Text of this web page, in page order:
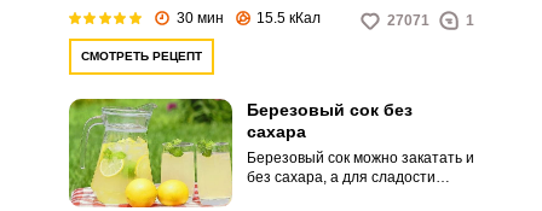
цитрусовыми, которые придают
30 мин 15.5 кКал 27071 1
СМОТРЕТЬ РЕЦЕПТ
Березовый сок без
сахара
Березовый сок можно закатать и
без сахара, а для сладости